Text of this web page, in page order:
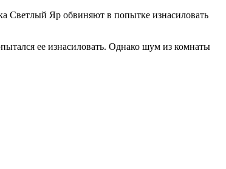
Светлый Яр обвиняют в попытке изнасиловать
ее изнасиловать. Однако шум из комнаты